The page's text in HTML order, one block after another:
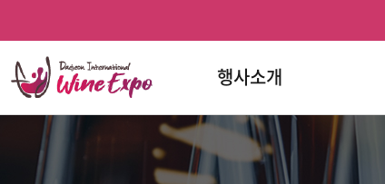
건너뛰기
행사소개
한눈에
보기
페이스북
인스타그램